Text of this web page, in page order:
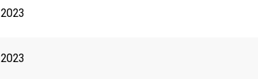
2023
2023